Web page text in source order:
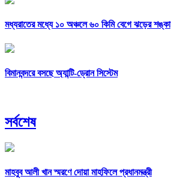
মধ্যরাতের মধ্যে ১০ অঞ্চলে ৬০ কিমি বেগে ঝড়ের শঙ্কা
বিমানবন্দরে বসছে অ্যান্টি-ড্রোন সিস্টেম
সর্বশেষ
মাহবুব আলী খান স্মরণে দোয়া মাহফিলে প্রধানমন্ত্রী